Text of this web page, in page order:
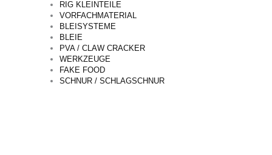
RIG KLEINTEILE
VORFACHMATERIAL
BLEISYSTEME
BLEIE
PVA / CLAW CRACKER
WERKZEUGE
FAKE FOOD
SCHNUR / SCHLAGSCHNUR